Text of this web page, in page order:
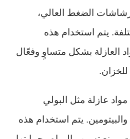
الضغط العالي،
يتم استخدام هذه
العازلة بشكل متساوٍ وفعّال
عازلة مثل البولي
والبيتومين. يتم استخدام هذه